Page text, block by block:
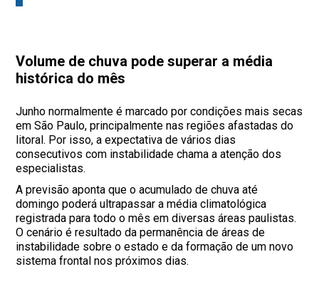
Volume de chuva pode superar a média
histórica do mês
Junho normalmente é marcado por condições mais secas
em São Paulo, principalmente nas regiões afastadas do
litoral. Por isso, a expectativa de vários dias
consecutivos com instabilidade chama a atenção dos
especialistas.
A previsão aponta que o acumulado de chuva até
domingo poderá ultrapassar a média climatológica
registrada para todo o mês em diversas áreas paulistas.
O cenário é resultado da permanência de áreas de
instabilidade sobre o estado e da formação de um novo
sistema frontal nos próximos dias.